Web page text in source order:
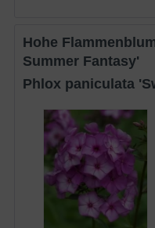
Hohe Flammenblume 'Sweet
Summer Fantasy'
Phlox paniculata